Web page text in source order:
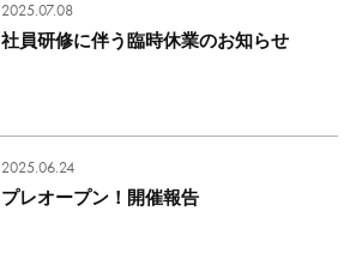
社員研修に伴う臨時休業のお知らせ
2025.07.08
プレオープン！開催報告
2025.06.24